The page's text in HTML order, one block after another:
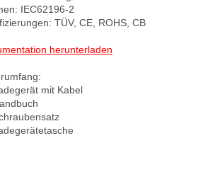
IEC62196-2
TÜV, CE, ROHS, CB
herunterladen
mit Kabel